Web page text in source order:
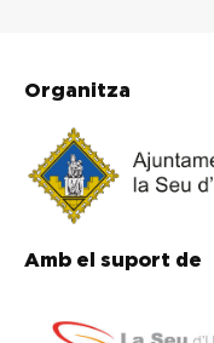
Organitza
Amb el suport de